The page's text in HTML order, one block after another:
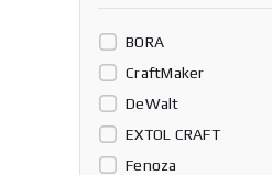
BORA
CraftMaker
DeWalt
EXTOL CRAFT
Fenoza